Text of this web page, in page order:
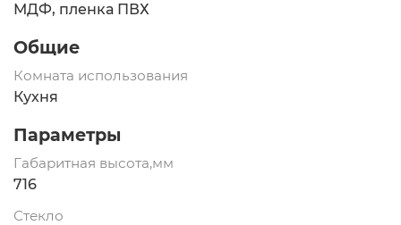
МДФ, пленка ПВХ
Общие
Комната использования
Кухня
Параметры
Габаритная высота,мм
716
Стекло